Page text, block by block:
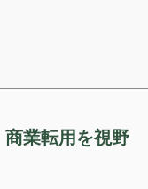
業転用を視野